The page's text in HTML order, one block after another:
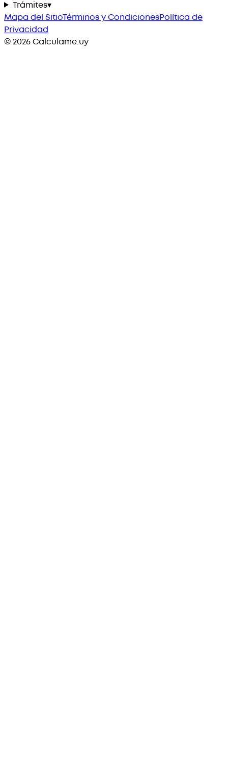
Trámites▾
Mapa del SitioTérminos y CondicionesPolítica de
Privacidad
©2026Calculame.uy